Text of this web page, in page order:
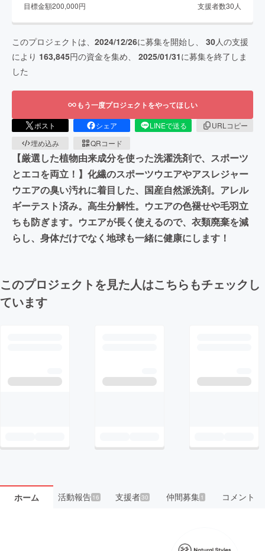
目標金額200,000円 支援者数30 人
このプロジェクトは、 2024/12/26に募集を開始し、 30人の支援
により 163,845円の資金を集め、 2025/01/31に募集を終了しま
した
もう一度プロジェクトをやってほしい
ポスト シェア LINEで送る
URLコピー
埋め込み
QRコード
【厳選した植物由来成分を使った洗濯洗剤で、スポーツ
とエコを両立！】化繊のスポーツウエアやアスレジャー
ウエアの臭い汚れに着目した、国産自然派洗剤。アレル
ギーテスト済み。高生分解性。ウエアの色褪せや毛羽立
ちも防ぎます。ウエアが長く使えるので、衣類廃棄を減
らし、身体だけでなく地球も一緒に健康にします！
このプロジェクトを見た人はこちらもチェックし
ています
ホーム 活動報告16 支援者30 仲間募集 1 コメント